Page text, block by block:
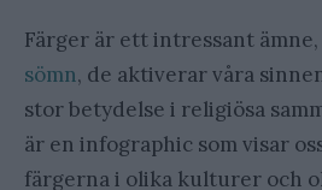
Färger är ett intressant ämne,
sömn, de aktiverar våra
stor betydelse i religiösa
är en infographic som visar
färgerna i olika kulturer och